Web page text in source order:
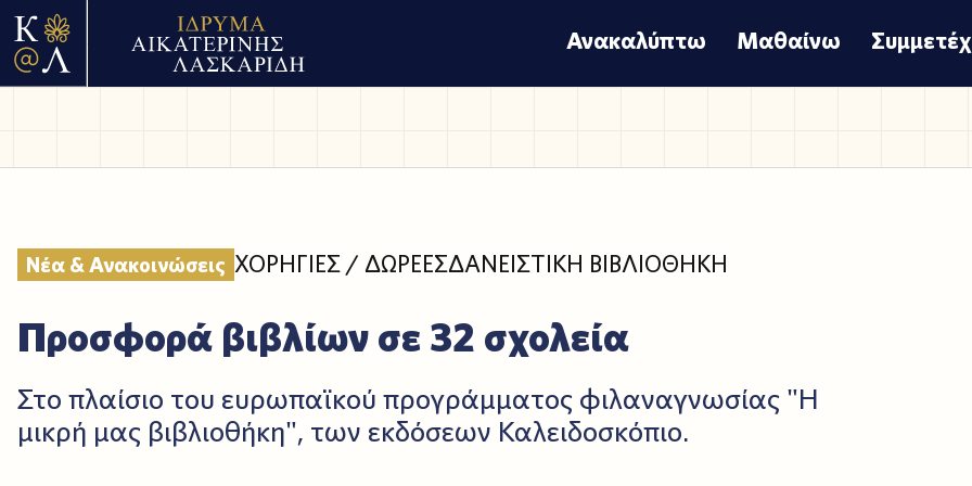
Ανακαλύπτω Μαθαίνω
Νέα & Ανακοινώσεις ΧΟΡΗΓΙΕΣ / ΔΩΡΕΕΣΔΑΝΕΙΣΤΙΚΗ ΒΙΒΛΙΟΘΗΚΗ
Προσφορά βιβλίων σε 32 σχολεία
Στο πλαίσιο του ευρωπαϊκού προγράμματος φιλαναγνωσίας "Η
μικρή μας βιβλιοθήκη", των εκδόσεων Καλειδοσκόπιο.